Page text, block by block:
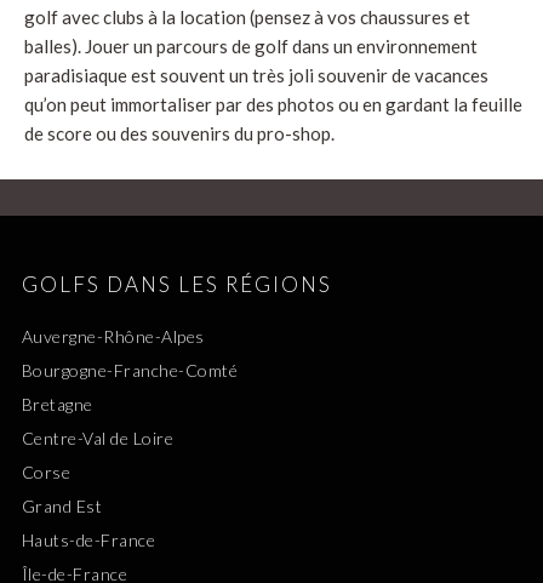
golf avec clubs à la location (pensez à vos chaussures et
balles). Jouer un parcours de golf dans un environnement
paradisiaque est souvent un très joli souvenir de vacances
qu’on peut immortaliser par des photos ou en gardant la feuille
de score ou des souvenirs du pro-shop.
GOLFS DANS LES RÉGIONS
Auvergne-Rhône-Alpes
Bourgogne-Franche-Comté
Bretagne
Centre-Val de Loire
Corse
Grand Est
Hauts-de-France
Île-de-France